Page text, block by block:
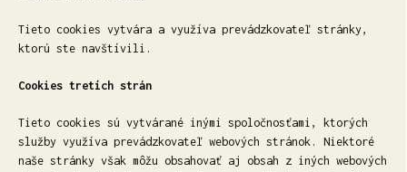
Tieto cookies vytvára a využíva prevádzkovateľ stránky,
ktorú ste navštívili.
Cookies tretích strán
Tieto cookies sú vytvárané inými spoločnosťami, ktorých
služby využíva prevádzkovateľ webových stránok. Niektoré
naše stránky však môžu obsahovať aj obsah z iných webových